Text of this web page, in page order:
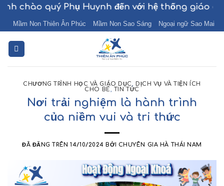
Chuyển
nội
dung
quý Phụ Huynh đến với hệ thống giáo dục
Mầm Non Thiên Ân Phúc Mầm Non Sao Sáng Ngoại ngữ Sao Mai
CHƯƠNG TRÌNH HỌC VÀ GIÁO DỤC, DỊCH VỤ VÀ TIỆN ÍCH
CHO BÉ, TIN TỨC
Nơi trải nghiệm là hành trình
của niềm vui và tri thức
ĐÃ ĐĂNG TRÊN14/10/2024 BỞI CHUYÊN GIA HÀ THÁI NAM